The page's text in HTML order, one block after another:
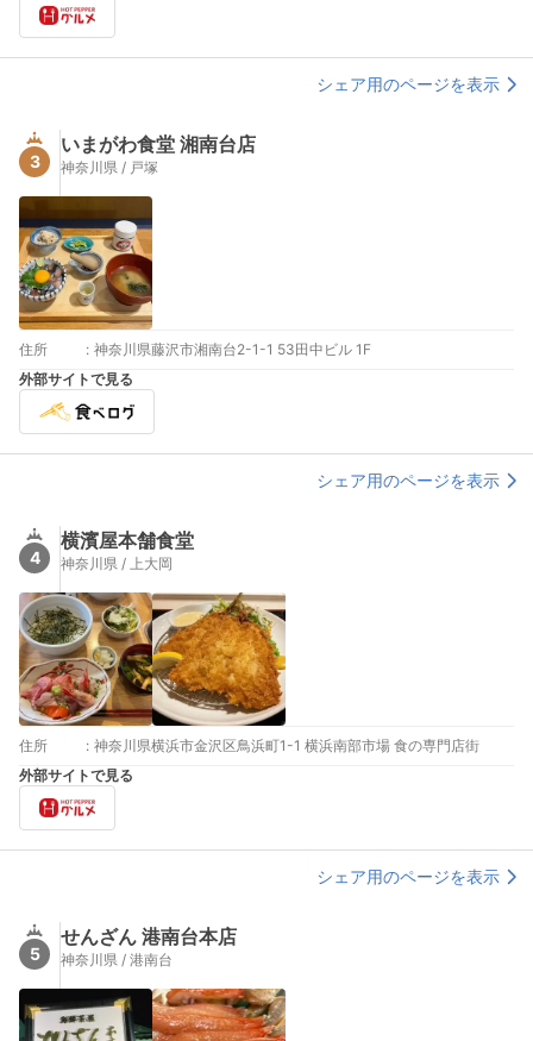
シェア用のページを表示
3
いまがわ食堂 湘南台店
神奈川県 / 戸塚
住所 : 神奈川県藤沢市湘南台2-1-1 53田中ビル 1F
外部サイトで見る
シェア用のページを表示
4
横濱屋本舗食堂
神奈川県 / 上大岡
住所 : 神奈川県横浜市金沢区鳥浜町1-1 横浜南部市場 食の専門店街
外部サイトで見る
シェア用のページを表示
5
せんざん 港南台本店
神奈川県 / 港南台